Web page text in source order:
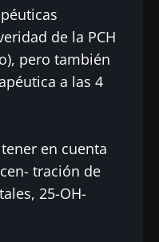
de la PCH
pero también
a las 4
en cuenta
tración de
25-OH-
Biocodex Microbiota
para recibir más
generales
de datos